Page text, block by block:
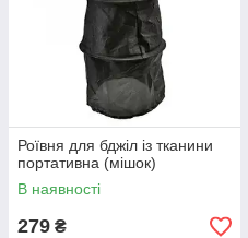
Роївня для бджіл із тканини
портативна (мішок)
В наявності
279 ₴